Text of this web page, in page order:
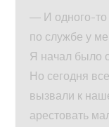
— И одного-то
по службе у
Я начал было
Но сегодня
вызвали к
арестовать